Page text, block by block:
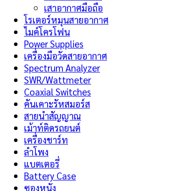
เสาอากาศมือถือ
โรเตอร์หมุนสายอากาศ
ไมค์โครโฟน
Power Supplies
เครื่องมือวัดสายอากาศ
Spectrum Analyzer
SWR/Wattmeter
Coaxial Switches
คันเคาะรัหสมอร์ส
สายนำสัญญาณ
เม้าท์ติดรถยนต์
เครื่องชาร์ท
ลำโพง
แบตเตอรี่
Battery Case
ซองหนัง